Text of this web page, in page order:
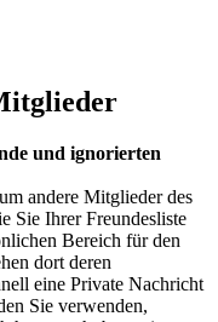
und ignorierten
andere Mitglieder des
Sie Ihrer Freundesliste
Bereich für den
dort deren
eine Private Nachricht
Sie verwenden,